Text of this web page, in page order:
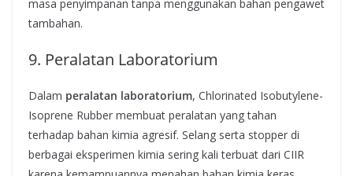
masa penyimpanan tanpa menggunakan bahan pengawet
tambahan.
9. Peralatan Laboratorium
Dalam peralatan laboratorium, Chlorinated Isobutylene-
Isoprene Rubber membuat peralatan yang tahan
terhadap bahan kimia agresif. Selang serta stopper di
berbagai eksperimen kimia sering kali terbuat dari CIIR